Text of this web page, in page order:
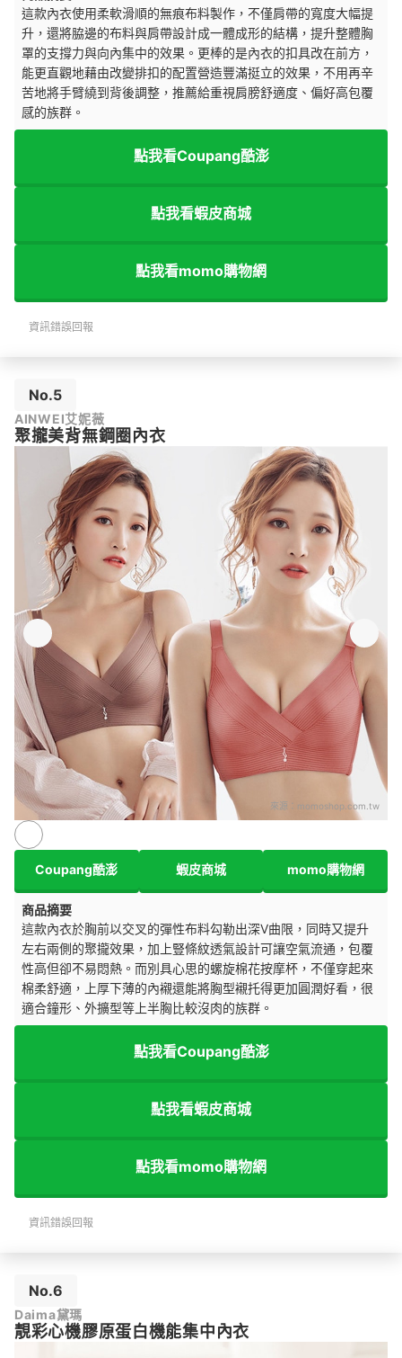
這款內衣使用柔軟滑順的無痕布料製作，不僅肩帶的寬度大幅提
升，還將脇邊的布料與肩帶設計成一體成形的結構，提升整體胸
罩的支撐力與向內集中的效果。更棒的是內衣的扣具改在前方，
能更直觀地藉由改變排扣的配置營造豐滿挺立的效果，不用再辛
苦地將手臂繞到背後調整，推薦給重視肩膀舒適度、偏好高包覆
感的族群。
點我看Coupang酷澎
點我看蝦皮商城
點我看momo購物網
資訊錯誤回報
No.5
AINWEI艾妮薇
聚攏美背無鋼圈內衣
來源： momoshop.com.tw
Coupang酷澎 蝦皮商城 momo購物網
商品摘要
這款內衣於胸前以交叉的彈性布料勾勒出深V曲限，同時又提升
左右兩側的聚攏效果，加上豎條紋透氣設計可讓空氣流通，包覆
性高但卻不易悶熱。而別具心思的螺旋棉花按摩杯，不僅穿起來
棉柔舒適，上厚下薄的內襯還能將胸型襯托得更加圓潤好看，很
適合鐘形、外擴型等上半胸比較沒肉的族群 。
點我看Coupang酷澎
點我看蝦皮商城
點我看momo購物網
資訊錯誤回報
No.6
Daima黛瑪
靚彩心機膠原蛋白機能集中內衣